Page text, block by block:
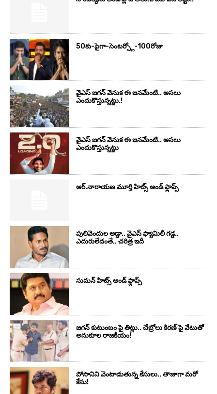
50కు-పైగా-సెంటర్స్లో-100రోజు
వైఎస్‌ జగన్‌ వెనుక ఈ జనమేంటి.. అసలు
ఎందుకొస్తున్నట్టు.!
వైఎస్‌ జగన్‌ వెనుక ఈ జనమేంటి.. అసలు
ఎందుకొస్తున్నట్టు
ఆర్‌.నారాయ‌ణ మూర్తి హిట్స్ అండ్ ఫ్లాప్స్‌
పులివెందుల అడ్డా.. వైఎస్ ఫ్యామిలీ గడ్డ..
ఎదురులేదంతే.. చరిత్ర ఇదీ
సుమ‌న్ హిట్స్ అండ్ ఫ్లాప్స్‌
జగన్ కుటుంబం పై తిట్లు.. చేబ్రోలు కిరణ్ పై వేటుతో
అనుకూల రాజకీయం!
పోసానిని వెంటాడుతున్న కేసులు.. తాజాగా మరో
కేసు!